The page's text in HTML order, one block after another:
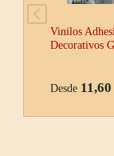
Vinilos
Decorativos
Desde